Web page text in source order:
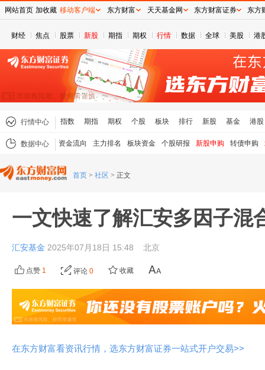
财经 焦点 股票 新股 期指 期权 行情 数据 全球 美股 港
行情中心 指数 期指 期权 个股 板块 排行 新股 基金 港股
数据中心 资金流向 主力排名 板块资金 个股研报 新股申购 转债申购
首页 > 社区 > 正文
一文快速了解汇安多因子混
汇安基金 2025年07月18日 15:48 北京
点赞 1 评论 0 收藏
在东方财富看资讯行情，选东方财富证券一站式开户交易>>
网站首页 加收藏 移动客户端 东方财富 天天基金网 东方财富证券 东方